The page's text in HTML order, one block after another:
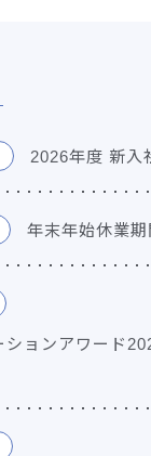
2026年度 新入
年末年始休業
ションアワード